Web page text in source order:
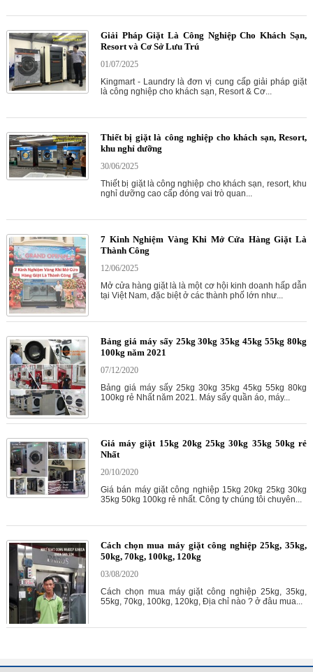
Giải Pháp Giặt Là Công Nghiệp Cho Khách Sạn,
Resort và Cơ Sở Lưu Trú
01/07/2025
Kingmart - Laundry là đơn vị cung cấp giải pháp giặt
là công nghiệp cho khách sạn, Resort & Cơ...
Thiết bị giặt là công nghiệp cho khách sạn, Resort,
khu nghỉ dưỡng
30/06/2025
Thiết bị giặt là công nghiệp cho khách sạn, resort, khu
nghỉ dưỡng cao cấp đóng vai trò quan...
7 Kinh Nghiệm Vàng Khi Mở Cửa Hàng Giặt Là
Thành Công
12/06/2025
Mở cửa hàng giặt là là một cơ hội kinh doanh hấp dẫn
tại Việt Nam, đặc biệt ở các thành phố lớn như...
Bảng giá máy sấy 25kg 30kg 35kg 45kg 55kg 80kg
100kg năm 2021
07/12/2020
Bảng giá máy sấy 25kg 30kg 35kg 45kg 55kg 80kg
100kg rẻ Nhất năm 2021. Máy sấy quần áo, máy...
Giá máy giặt 15kg 20kg 25kg 30kg 35kg 50kg rẻ
Nhất
20/10/2020
Giá bán máy giặt công nghiệp 15kg 20kg 25kg 30kg
35kg 50kg 100kg rẻ nhất. Công ty chúng tôi chuyên...
Cách chọn mua máy giặt công nghiệp 25kg, 35kg,
50kg, 70kg, 100kg, 120kg
03/08/2020
Cách chọn mua máy giặt công nghiệp 25kg, 35kg,
55kg, 70kg, 100kg, 120kg, Địa chỉ nào ? ở đâu mua...